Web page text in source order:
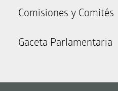
Comisiones y Comités
Gaceta Parlamentaria